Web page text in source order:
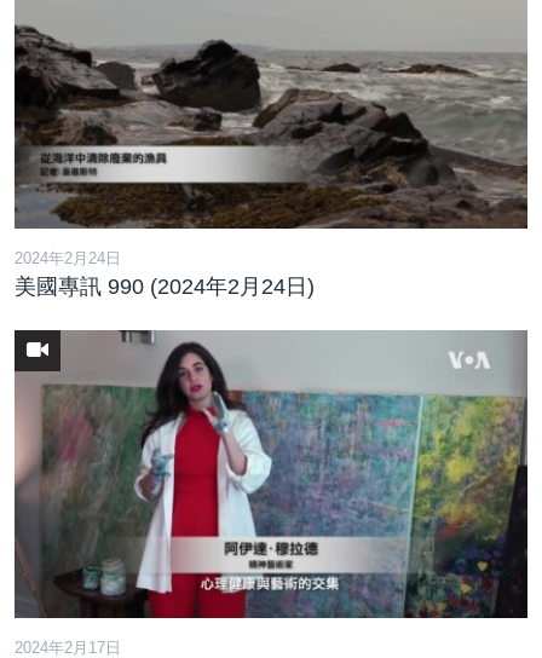
2024年2月24日
美國專訊 990 (2024年2月24日)
2024年2月17日